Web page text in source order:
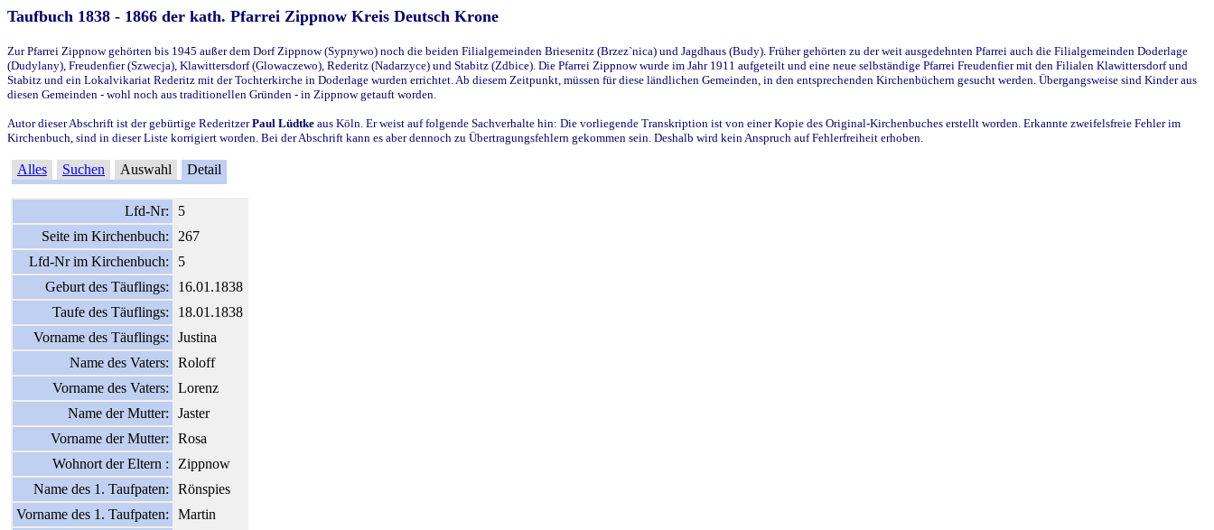
Taufbuch 1838 - 1866 der kath. Pfarrei Zippnow Kreis Deutsch Krone
Zur Pfarrei Zippnow gehörten bis 1945 außer dem Dorf Zippnow (Sypnywo) noch die beiden Filialgemeinden Briesenitz (Brzez`nica) und Jagdhaus (Budy). Früher gehörten zu der weit ausgedehnten Pfarrei auch die Filialgemeinden Doderlage
(Dudylany), Freudenfier (Szwecja), Klawittersdorf (Glowaczewo), Rederitz (Nadarzyce) und Stabitz (Zdbice). Die Pfarrei Zippnow wurde im Jahr 1911 aufgeteilt und eine neue selbständige Pfarrei Freudenfier mit den Filialen Klawittersdorf und
Stabitz und ein Lokalvikariat Rederitz mit der Tochterkirche in Doderlage wurden errichtet. Ab diesem Zeitpunkt, müssen für diese ländlichen Gemeinden, in den entsprechenden Kirchenbüchern gesucht werden. Übergangsweise sind Kinder aus
diesen Gemeinden - wohl noch aus traditionellen Gründen - in Zippnow getauft worden.
Autor dieser Abschrift ist der gebürtige RederitzerPaul Lüdtke aus Köln. Er weist auf folgende Sachverhalte hin: Die vorliegende Transkription ist von einer Kopie des Original-Kirchenbuches erstellt worden. Erkannte zweifelsfreie Fehler im
Kirchenbuch, sind in dieser Liste korrigiert worden. Bei der Abschrift kann es aber dennoch zu Übertragungsfehlern gekommen sein. Deshalb wird kein Anspruch auf Fehlerfreiheit erhoben.
Alles Suchen Auswahl Detail
Lfd-Nr:
5
Seite im Kirchenbuch:
267
Lfd-Nr im Kirchenbuch:
5
Geburt des Täuflings:
16.01.1838
Taufe des Täuflings:
18.01.1838
Vorname des Täuflings:
Justina
Name des Vaters:
Roloff
Vorname des Vaters:
Lorenz
Name der Mutter:
Jaster
Vorname der Mutter:
Rosa
Wohnort der Eltern :
Zippnow
Name des 1. Taufpaten:
Rönspies
Vorname des 1. Taufpaten:
Martin